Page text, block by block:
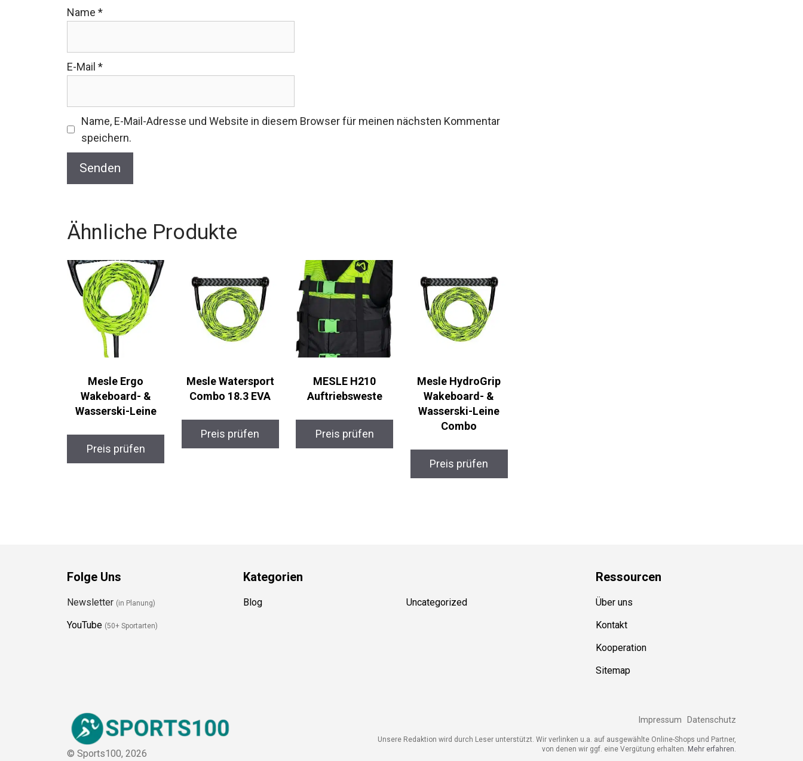
Name *
E-Mail *
Name, E-Mail-Adresse und Website in diesem Browser für meinen nächsten Kommentar
speichern.
Ähnliche Produkte
Mesle Ergo
Wakeboard- &
Wasserski-Leine
Preis prüfen
Mesle Watersport
Combo 18.3 EVA
Preis prüfen
MESLE H210
Auftriebsweste
Preis prüfen
Mesle HydroGrip
Wakeboard- &
Wasserski-Leine
Combo
Preis prüfen
Folge Uns
Newsletter (in Planung)
YouTube (50+ Sportarten)
Kategorien
Blog Uncategorized
Ressourcen
Über uns
Kontakt
Kooperation
Sitemap
© Sports100, 2026
Impressum Datenschutz
Unsere Redaktion wird durch Leser unterstützt. Wir verlinken u.a. auf ausgewählte Online-Shops und Partner,
von denen wir ggf. eine Vergütung erhalten. Mehr erfahren.